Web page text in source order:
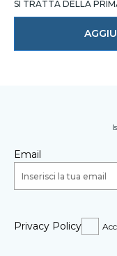
SI TRATTA DELLA
Email
Privacy Policy